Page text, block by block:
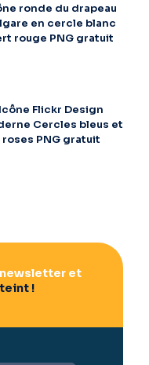
ronde du drapeau
en cercle blanc
rouge PNG gratuit
Icône Flickr Design
Cercles bleus et
roses PNG gratuit
et
!